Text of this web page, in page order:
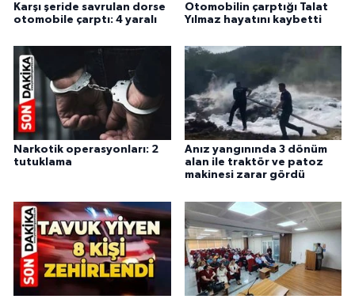
Karşı şeride savrulan dorse
otomobile çarptı: 4 yaralı
Otomobilin çarptığı Talat
Yılmaz hayatını kaybetti
Narkotik operasyonları: 2
tutuklama
Anız yangınında 3 dönüm
alan ile traktör ve patoz
makinesi zarar gördü